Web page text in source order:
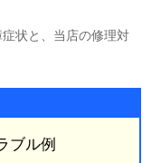
状と、当店の修理対
ブル例